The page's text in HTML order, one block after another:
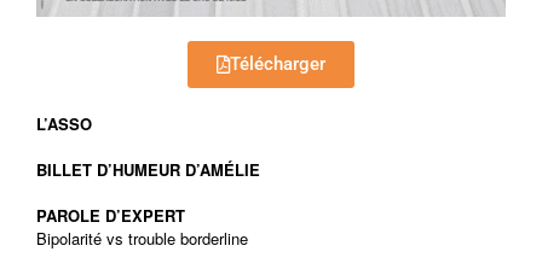
Télécharger
L’ASSO
BILLET D’HUMEUR D’AMÉLIE
PAROLE D’EXPERT
Bipolarité vs trouble borderline